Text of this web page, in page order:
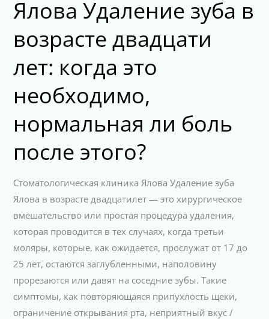
Ялова Удаление зуба в
возрасте двадцати
лет: когда это
необходимо,
нормальная ли боль
после этого?
Стоматологическая клиника Ялова Удаление зуба
Ялова в возрасте двадцатилет — это хирургическое
вмешательство или простая процедура удаления,
которая проводится в тех случаях, когда третьи
моляры, которые, как ожидается, прослужат от 17 до
25 лет, остаются заглубленными, наполовину
прорезаются или давят на соседние зубы. Такие
симптомы, как повторяющаяся припухлость щеки,
ограничение открывания рта, неприятный вкус /